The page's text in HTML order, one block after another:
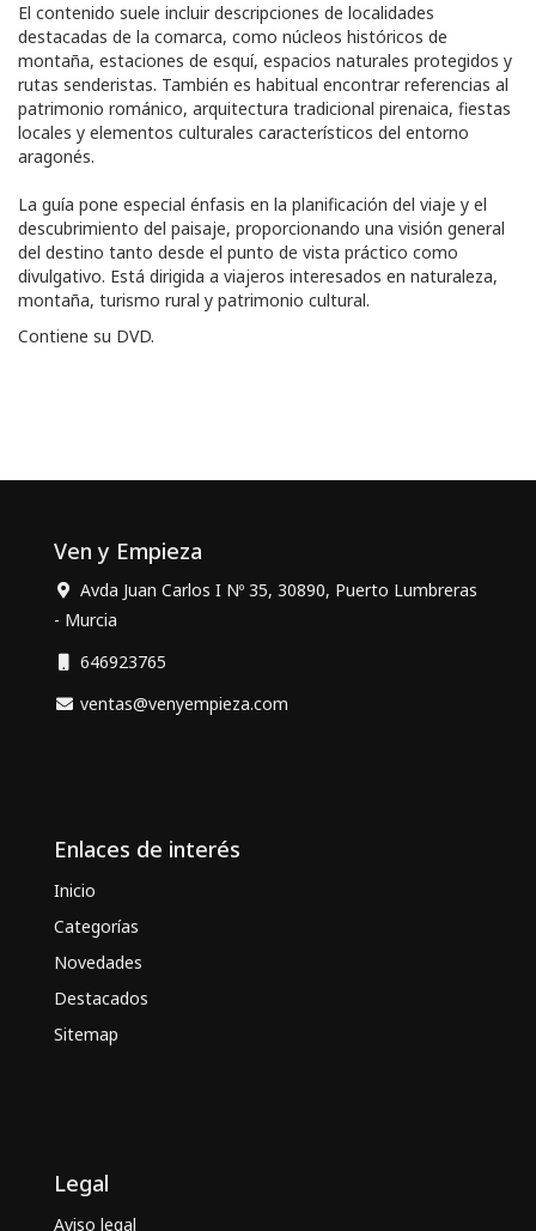
El contenido suele incluir descripciones de localidades
destacadas de la comarca, como núcleos históricos de
montaña, estaciones de esquí, espacios naturales protegidos y
rutas senderistas. También es habitual encontrar referencias al
patrimonio románico, arquitectura tradicional pirenaica, fiestas
locales y elementos culturales característicos del entorno
aragonés.
La guía pone especial énfasis en la planificación del viaje y el
descubrimiento del paisaje, proporcionando una visión general
del destino tanto desde el punto de vista práctico como
divulgativo. Está dirigida a viajeros interesados en naturaleza,
montaña, turismo rural y patrimonio cultural.
Contiene su DVD.
Ven y Empieza
Avda Juan Carlos I Nº 35, 30890, Puerto Lumbreras
- Murcia
646923765
ventas@venyempieza.com
Enlaces de interés
Inicio
Categorías
Novedades
Destacados
Sitemap
Legal
Aviso legal